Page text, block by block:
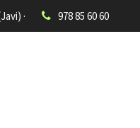
· 978 85 60 60